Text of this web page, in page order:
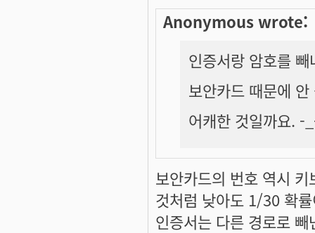
Anonymous wrote:
인증서랑 암호를 빼
보안카드 때문에
어캐한 것일까요. -
보안카드의 번호 역시
것처럼 낮아도 1/30 확
인증서는 다른 경로로